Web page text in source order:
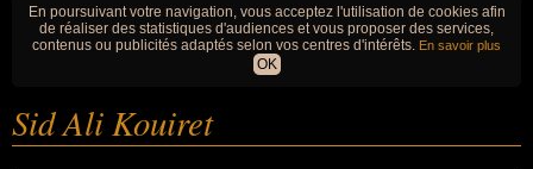
En poursuivant votre navigation, vous acceptez l'utilisation de cookies afin
de réaliser des statistiques d'audiences et vous proposer des services,
contenus ou publicités adaptés selon vos centres d'intérêts. En savoir plus
OK
Sid Ali Kouiret